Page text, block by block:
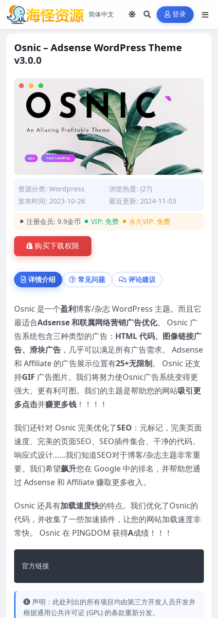
登录
Osnic – Adsense WordPress Theme
v3.0.0
资源分类: Wordpress
浏览热度: (27)
发布时间: 2023-10-26
最近更新: 2024-11-03
注册会员: 9.9金币 VIP: 免费 永久VIP: 免费
购买下载权限
详情介绍 常见问题 评论建议
Osnic 是一个盈利博客/杂志 WordPress 主题。而且它
最适合Adsense 和联属网络营销广告优化。 Osnic 广
告系统包含三种类型的广告： HTML 代码、图像链接广
告、滑块广告 ，几乎可以满足所有广告需求。 Adsense
和 Affiliate 的广告展示位置有25+无限制。 Osnic 还支
持GIF 广告图片。我们将努力使Osnic广告系统变得更
强大、更有利可图。我们的主题是帮助您的网站吸引更
多点击并赚更多钱 ！！！！
我们还针对 Osnic 完美优化了SEO ：元标记，完美页面
速度、完美的页面SEO、SEO插件集合、干净的代码、
响应式设计……我们知道SEO对于博客/杂志主题非常重
要。我们希望飙升您在 Google 中的排名，并帮助您通
过 Adsense 和 Affiliate 赚取更多收入。
Osnic 还具有加载速度快的特点。我们优化了Osnic的
代码，并收集了一些加速插件，让您的网站加载速度非
常快。 Osnic 在 PINGDOM 获得A成绩！！！
官方链接
声明：此处列出的所有项目均由第三方开发人员开发并
根据通用公共许可证 (GPL) 的条款重新分发。